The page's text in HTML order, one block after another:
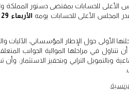
للحسابات بمقتضى دستور المملكة
المجلس الأعلى للحسابات يومه
حول الإطار المؤسساتي، الآليات
في مراحلها الموالية الجوانب
وبالتمويل الترابي وبتحفيز الاستثمار،